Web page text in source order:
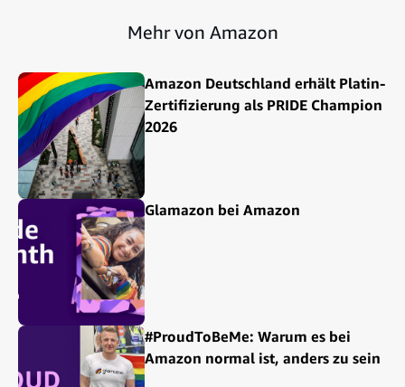
Mehr von Amazon
Amazon Deutschland erhält Platin-
Zertifizierung als PRIDE Champion
2026
Glamazon bei Amazon
#ProudToBeMe: Warum es bei
Amazon normal ist, anders zu sein